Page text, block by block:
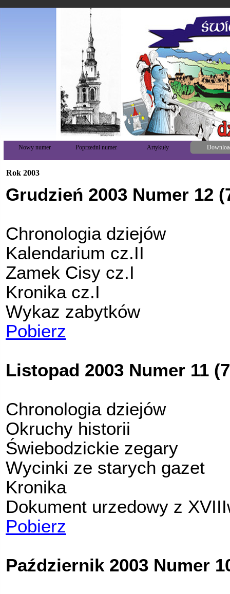
Nowy numer Poprzedni numer Artykuły
Rok 2003
Grudzień 2003 Numer 12
Chronologia dziejów
Kalendarium cz.II
Zamek Cisy cz.I
Kronika cz.I
Wykaz zabytków
Pobierz
Listopad 2003 Numer 11
Chronologia dziejów
Okruchy historii
Świebodzickie zegary
Wycinki ze starych gazet
Kronika
Dokument urzedowy z
Pobierz
Październik 2003 Numer